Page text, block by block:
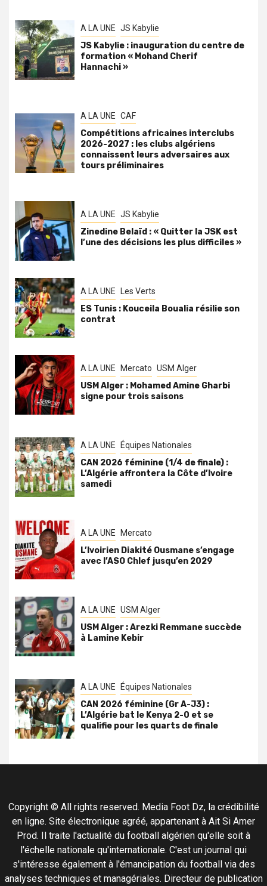
A LA UNE JS Kabylie
JS Kabylie : inauguration du centre de
formation « Mohand Cherif
Hannachi »
A LA UNE CAF
Compétitions africaines interclubs
2026-2027 : les clubs algériens
connaissent leurs adversaires aux
tours préliminaires
A LA UNE JS Kabylie
Zinedine Belaïd : « Quitter la JSK est
l’une des décisions les plus difficiles »
A LA UNE Les Verts
ES Tunis : Kouceila Boualia résilie son
contrat
A LA UNE Mercato USM Alger
USM Alger : Mohamed Amine Gharbi
signe pour trois saisons
A LA UNE Équipes Nationales
CAN 2026 féminine (1/4 de finale) :
L’Algérie affrontera la Côte d’Ivoire
samedi
A LA UNE Mercato
L’Ivoirien Diakité Ousmane s’engage
avec l’ASO Chlef jusqu’en 2029
A LA UNE USM Alger
USM Alger : Arezki Remmane succède
à Lamine Kebir
A LA UNE Équipes Nationales
CAN 2026 féminine (Gr A-J3) :
L’Algérie bat le Kenya 2-0 et se
qualifie pour les quarts de finale
Copyright © All rights reserved. Media Foot Dz, la crédibilité
en ligne. Site électronique agréé, appartenant à Ait Si Amer
Prod. Il traite l'actualité du football algérien qu'elle soit à
l'échelle nationale qu'internationale. C'est un journal qui
s'intéresse également à l'émancipation du football via des
analyses techniques et managériales. Directeur de publication